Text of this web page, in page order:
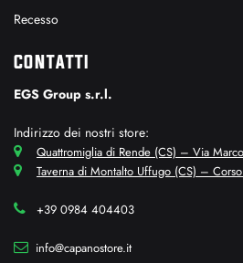
Recesso
CONTATTI
EGS Group s.r.l.
Indirizzo dei nostri store:
Quattromiglia di Rende (CS) – Via
Taverna di Montalto Uffugo (CS) –
+39 0984 404403
info@capanostore.it